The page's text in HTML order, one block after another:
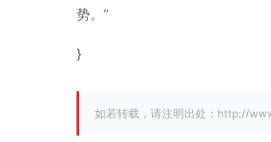
势。”
}
如若转载，请注明出处：http://